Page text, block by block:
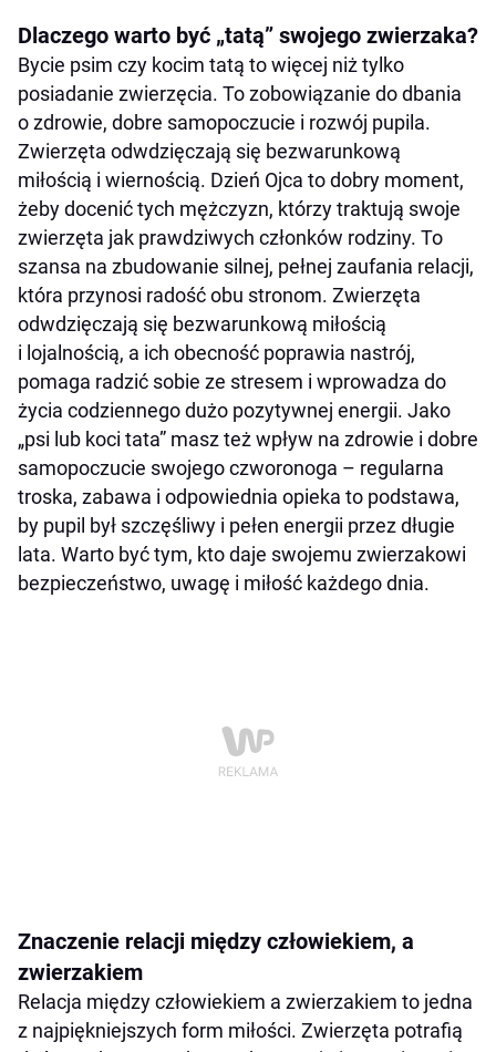
Dlaczego warto być „tatą” swojego zwierzaka?
Bycie psim czy kocim tatą to więcej niż tylko
posiadanie zwierzęcia. To zobowiązanie do dbania
o zdrowie, dobre samopoczucie i rozwój pupila.
Zwierzęta odwdzięczają się bezwarunkową
miłością i wiernością. Dzień Ojca to dobry moment,
żeby docenić tych mężczyzn, którzy traktują swoje
zwierzęta jak prawdziwych członków rodziny. To
szansa na zbudowanie silnej, pełnej zaufania relacji,
która przynosi radość obu stronom. Zwierzęta
odwdzięczają się bezwarunkową miłością
i lojalnością, a ich obecność poprawia nastrój,
pomaga radzić sobie ze stresem i wprowadza do
życia codziennego dużo pozytywnej energii. Jako
„psi lub koci tata” masz też wpływ na zdrowie i dobre
samopoczucie swojego czworonoga – regularna
troska, zabawa i odpowiednia opieka to podstawa,
by pupil był szczęśliwy i pełen energii przez długie
lata. Warto być tym, kto daje swojemu zwierzakowi
bezpieczeństwo, uwagę i miłość każdego dnia.
Znaczenie relacji między człowiekiem, a
zwierzakiem
Relacja między człowiekiem a zwierzakiem to jedna
z najpiękniejszych form miłości. Zwierzęta potrafią